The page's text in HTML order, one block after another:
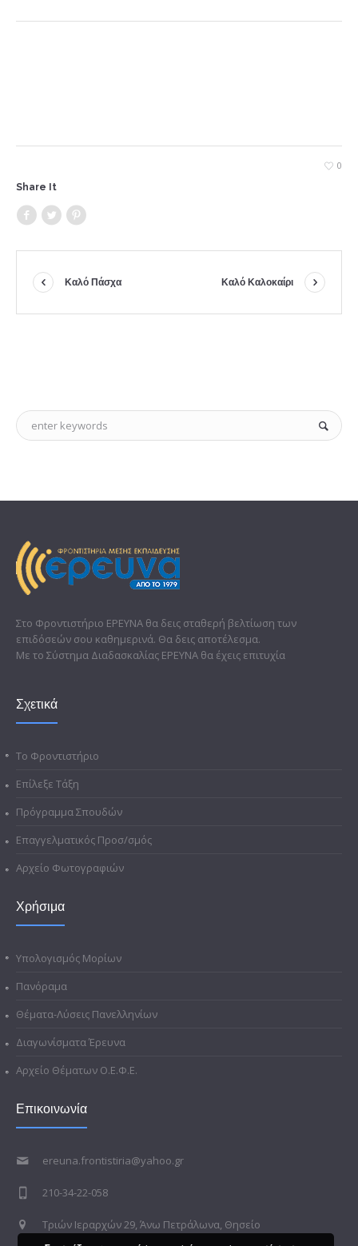
0
Share It
Καλό Πάσχα Καλό Καλοκαίρι
Στο Φροντιστήριο ΕΡΕΥΝΑ θα δεις σταθερή βελτίωση των
επιδόσεών σου καθημερινά. Θα δεις αποτέλεσμα.
Με το Σύστημα Διαδασκαλίας ΕΡΕΥΝΑ θα έχεις επιτυχία
Σχετικά
Το Φροντιστήριο
Επίλεξε Τάξη
Πρόγραμμα Σπουδών
Επαγγελματικός Προσ/σμός
Αρχείο Φωτογραφιών
Χρήσιμα
Υπολογισμός Μορίων
Πανόραμα
Θέματα-Λύσεις Πανελληνίων
Διαγωνίσματα Έρευνα
Αρχείο Θέματων Ο.Ε.Φ.Ε.
Επικοινωνία
ereuna.frontistiria@yahoo.gr
210-34-22-058
Τριών Ιεραρχών 29, Άνω Πετράλωνα, Θησείο